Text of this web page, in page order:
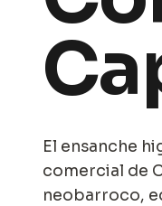
El ensanche
comercial de
neobarroco,